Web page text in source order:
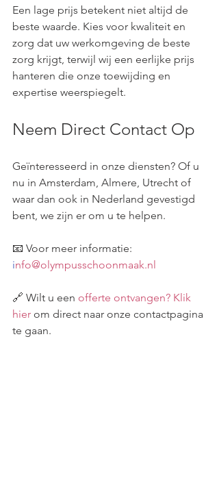
Een lage prijs betekent niet altijd de
beste waarde. Kies voor kwaliteit en
zorg dat uw werkomgeving de beste
zorg krijgt, terwijl wij een eerlijke prijs
hanteren die onze toewijding en
expertise weerspiegelt.
Neem Direct Contact Op
Geïnteresseerd in onze diensten? Of u
nu in Amsterdam, Almere, Utrecht of
waar dan ook in Nederland gevestigd
bent, we zijn er om u te helpen.
📧 Voor meer informatie:
info@olympusschoonmaak.nl
🔗 Wilt u een offerte ontvangen? Klik
hier om direct naar onze contactpagina
te gaan.